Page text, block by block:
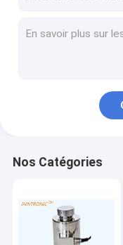
Nos Catégories